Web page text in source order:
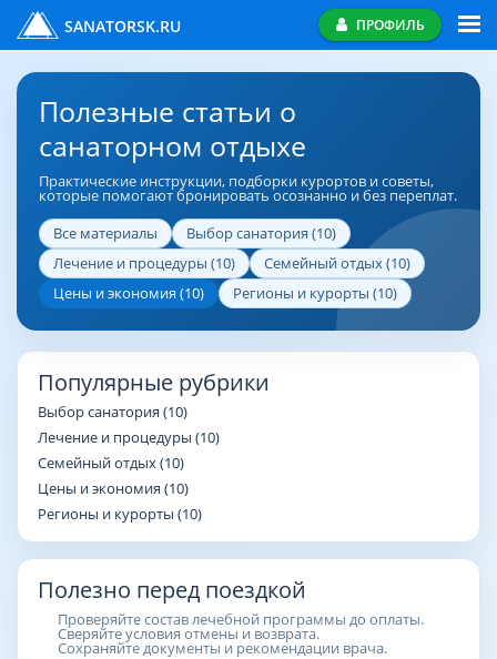
SANATORSK.RU ПРОФИЛЬ
Полезные статьи о
санаторном отдыхе
Практические инструкции, подборки курортов и советы,
которые помогают бронировать осознанно и без переплат.
Все материалы
Выбор санатория (10)
Лечение и процедуры (10)
Семейный отдых (10)
Цены и экономия (10)
Регионы и курорты (10)
Популярные рубрики
Выбор санатория (10)
Лечение и процедуры (10)
Семейный отдых (10)
Цены и экономия (10)
Регионы и курорты (10)
Полезно перед поездкой
Проверяйте состав лечебной программы до оплаты.
Сверяйте условия отмены и возврата.
Сохраняйте документы и рекомендации врача.